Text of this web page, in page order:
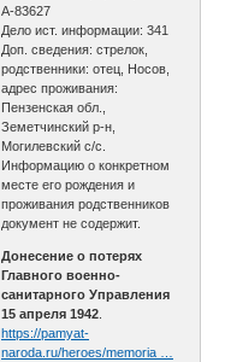
А-83627
Дело ист. информации: 341
Доп. сведения: стрелок,
родственники: отец, Носов,
адрес проживания:
Пензенская обл.,
Земетчинский р-н,
Могилевский с/с.
Информацию о конкретном
месте его рождения и
проживания родственников
документ не содержит.
Донесение о потерях
Главного военно-
санитарного Управления
15 апреля 1942
https://pamyat-
naroda.ru/heroes/memoria …